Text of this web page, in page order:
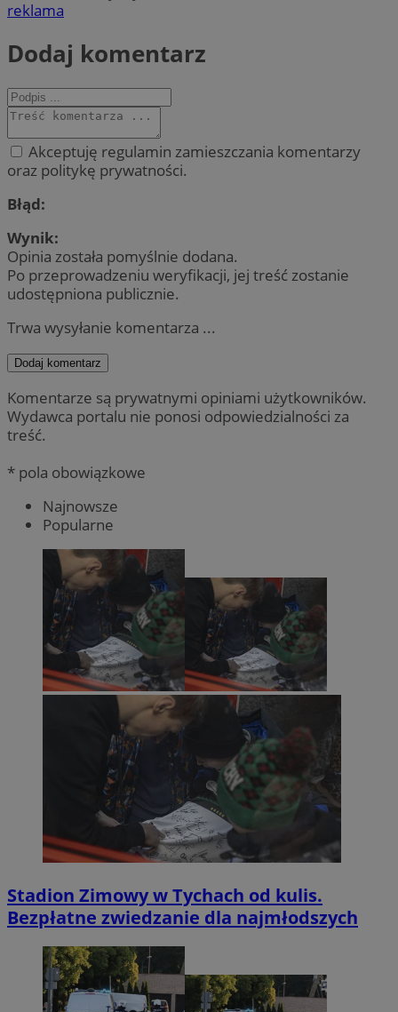
reklama
Dodaj komentarz
Akceptuję regulamin zamieszczania komentarzy
oraz politykę prywatności.
Błąd:
Wynik:
Opinia została pomyślnie dodana.
Po przeprowadzeniu weryfikacji, jej treść zostanie
udostępniona publicznie.
Trwa wysyłanie komentarza ...
Dodaj komentarz
Komentarze są prywatnymi opiniami użytkowników.
Wydawca portalu nie ponosi odpowiedzialności za
treść.
* pola obowiązkowe
Najnowsze
Popularne
Stadion Zimowy w Tychach od kulis.
Bezpłatne zwiedzanie dla najmłodszych